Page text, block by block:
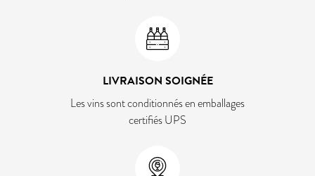
LIVRAISON SOIGNÉE
Les vins sont conditionnés en emballages
certifiés UPS